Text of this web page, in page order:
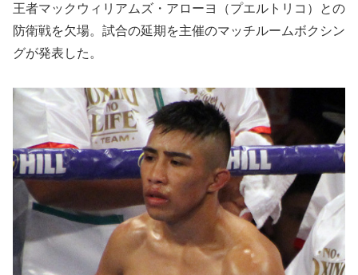
王者マックウィリアムズ・アローヨ（プエルトリコ）との
防衛戦を欠場。試合の延期を主催のマッチルームボクシン
グが発表した。